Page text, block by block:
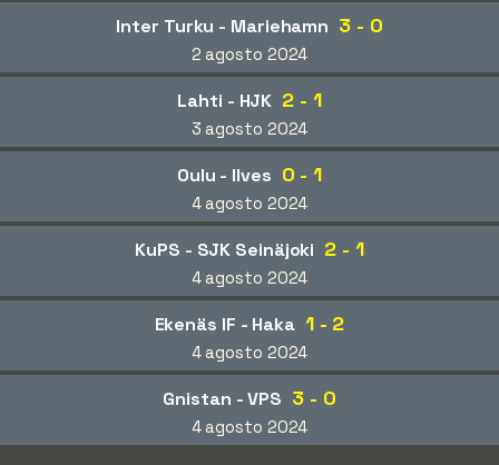
Inter Turku - Mariehamn 3 - 0
2 agosto 2024
Lahti - HJK 2 - 1
3 agosto 2024
Oulu - Ilves 0 - 1
4 agosto 2024
KuPS - SJK Seinäjoki 2 - 1
4 agosto 2024
Ekenäs IF - Haka 1 - 2
4 agosto 2024
Gnistan - VPS 3 - 0
4 agosto 2024